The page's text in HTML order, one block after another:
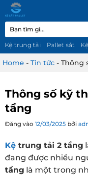
qua
nội
dung
Tìm
kiếm:
Kệ trung tải Pallet sắt
Home - Tin tức - Thông
Thông số kỹ
tầng
Đăng vào 12/03/2025 bởi
Kệ trung tải 2 tầng
đang được nhiều
tầng là một trong